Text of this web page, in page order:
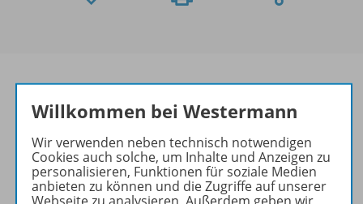
Beschreibung
Willkommen bei Westermann
Wir verwenden neben technisch notwendigen
Cookies auch solche, um Inhalte und Anzeigen zu
personalisieren, Funktionen für soziale Medien
anbieten zu können und die Zugriffe auf unserer